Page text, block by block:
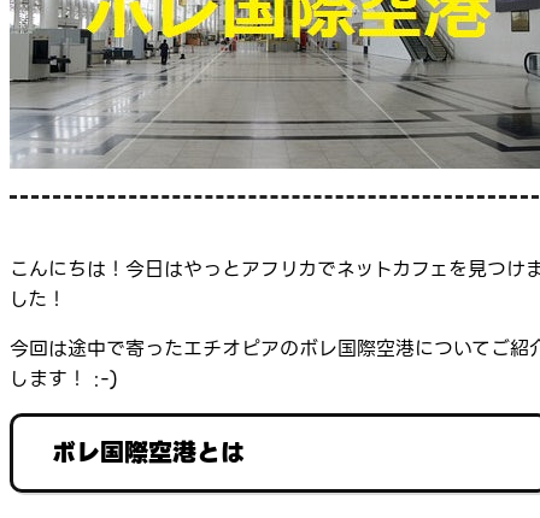
こんにちは！今日はやっとアフリカでネットカフェを見つけ
した！
今回は途中で寄ったエチオピアのボレ国際空港についてご紹
します！ :-)
ボレ国際空港とは